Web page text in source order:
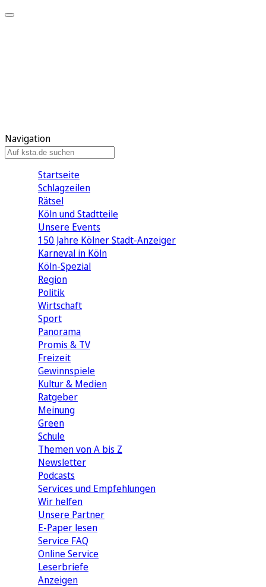
Navigation
Startseite
Schlagzeilen
Rätsel
Köln und Stadtteile
Unsere Events
150 Jahre Kölner Stadt-Anzeiger
Karneval in Köln
Köln-Spezial
Region
Politik
Wirtschaft
Sport
Panorama
Promis & TV
Freizeit
Gewinnspiele
Kultur & Medien
Ratgeber
Meinung
Green
Schule
Themen von A bis Z
Newsletter
Podcasts
Services und Empfehlungen
Wir helfen
Unsere Partner
E-Paper lesen
Service FAQ
Online Service
Leserbriefe
Anzeigen